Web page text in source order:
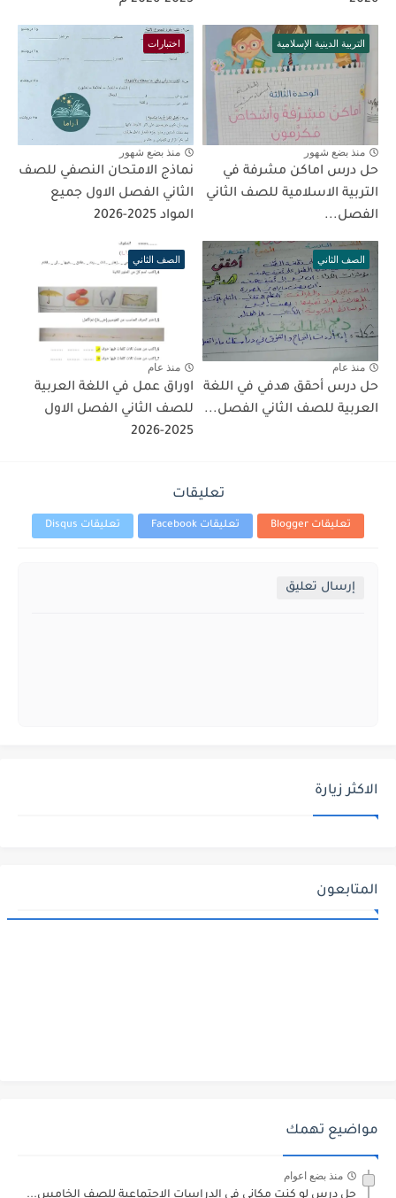
التربية الدينية الإسلامية
منذ بضع شهور
حل درس اماكن مشرفة في
التربية الاسلامية للصف الثاني
الفصل...
اختبارات
منذ بضع شهور
نماذج الامتحان النصفي للصف
الثاني الفصل الاول جميع
المواد 2025-2026
الصف الثاني
منذ عام
حل درس أحقق هدفي في اللغة
العربية للصف الثاني الفصل...
الصف الثاني
منذ عام
اوراق عمل في اللغة العربية
للصف الثاني الفصل الاول
2025-2026
تعليقات
تعليقات Blogger تعليقات Facebook تعليقات Disqus
إرسال تعليق
الاكثر زيارة
المتابعون
مواضيع تهمك
منذ بضع اعوام
حل درس لو كنت مكاني في الدراسات الاجتماعية للصف الخامس...